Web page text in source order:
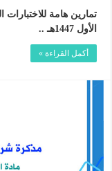
تمارين هامة
الأول 1447هـ ..
أكمل القراءة »